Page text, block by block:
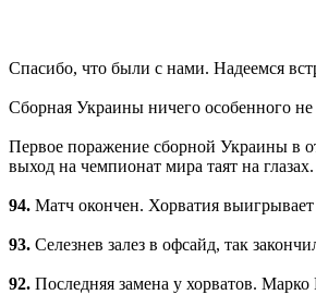
Спасибо, что были с нами. Надеемся
Сборная Украины ничего особенного не
Первое поражение сборной Украины в
выход на чемпионат мира таят на глазах.
94. Матч окончен. Хорватия выигрывает
93. Селезнев залез в офсайд, так
92. Последняя замена у хорватов.